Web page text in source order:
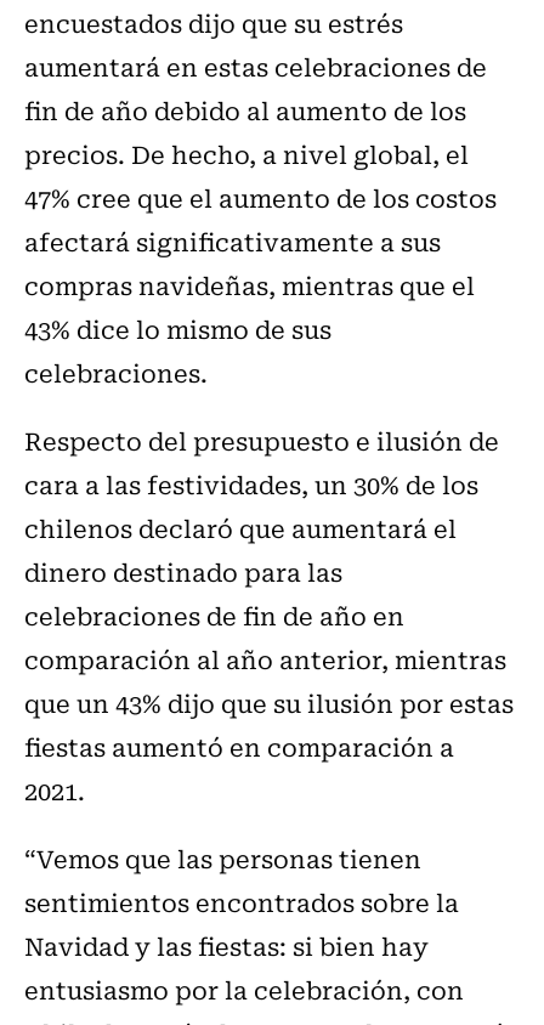
encuestados dijo que su estrés
aumentará en estas celebraciones de
fin de año debido al aumento de los
precios. De hecho, a nivel global, el
47% cree que el aumento de los costos
afectará significativamente a sus
compras navideñas, mientras que el
43% dice lo mismo de sus
celebraciones.
Respecto del presupuesto e ilusión de
cara a las festividades, un 30% de los
chilenos declaró que aumentará el
dinero destinado para las
celebraciones de fin de año en
comparación al año anterior, mientras
que un 43% dijo que su ilusión por estas
fiestas aumentó en comparación a
2021.
“Vemos que las personas tienen
sentimientos encontrados sobre la
Navidad y las fiestas: si bien hay
entusiasmo por la celebración, con